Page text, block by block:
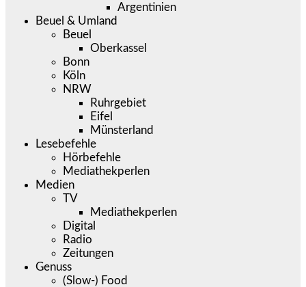
Argentinien
Beuel & Umland
Beuel
Oberkassel
Bonn
Köln
NRW
Ruhrgebiet
Eifel
Münsterland
Lesebefehle
Hörbefehle
Mediathekperlen
Medien
TV
Mediathekperlen
Digital
Radio
Zeitungen
Genuss
(Slow-) Food